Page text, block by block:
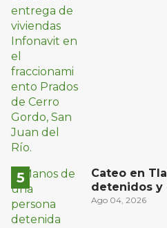
Cateo en
detenidos y
un arma
Ago 04, 2026